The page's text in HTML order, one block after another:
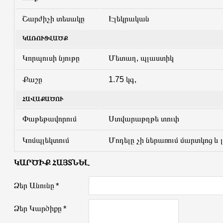
Շարժիչի տեսակը Էլեկրական
ԿԱՌՈՒՑՎԱԾՔ
Կորպուսի նյութը Մետաղ, պլաստիկ
Քաշը 1.75 կգ,
ՀԱՎԱՔԱԾՈՒ
Փաթեթավորում Ստվարաթղթե տուփ
Կոմպլեկտում Մոդելը չի ներառում մարտկոց և
ԿԱՐԾԻՔ ՀԱՅՏՆԵԼ
Ձեր Անունը
Ձեր Կարծիքը